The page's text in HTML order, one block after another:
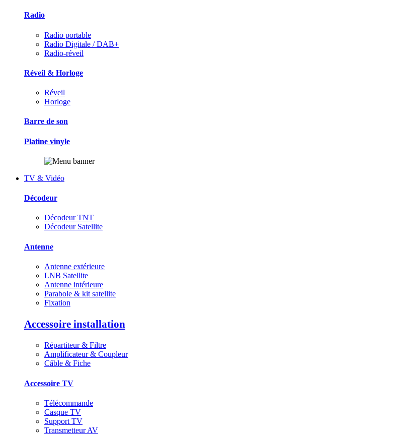
Radio
Radio portable
Radio Digitale / DAB+
Radio-réveil
Réveil & Horloge
Réveil
Horloge
Barre de son
Platine vinyle
TV & Vidéo
Décodeur
Décodeur TNT
Décodeur Satellite
Antenne
Antenne extérieure
LNB Satellite
Antenne intérieure
Parabole & kit satellite
Fixation
Accessoire installation
Répartiteur & Filtre
Amplificateur & Coupleur
Câble & Fiche
Accessoire TV
Télécommande
Casque TV
Support TV
Transmetteur AV